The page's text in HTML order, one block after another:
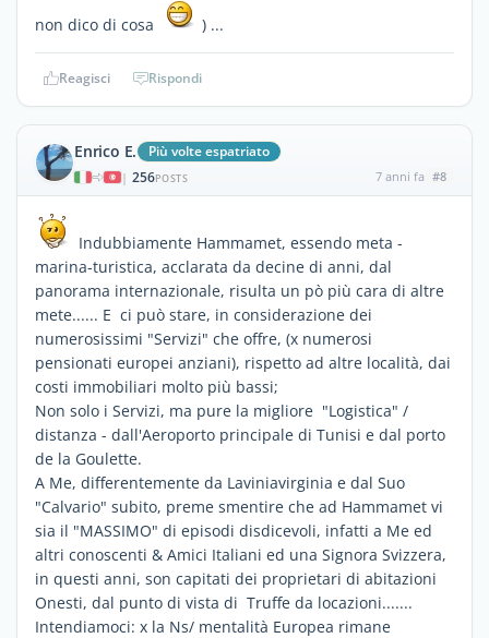
non dico di cosa
) ...
Reagisci Rispondi
Enrico E. Più volte espatriato
| 256POSTS 7 anni fa #8
Indubbiamente Hammamet, essendo meta -
marina-turistica, acclarata da decine di anni, dal
panorama internazionale, risulta un pò più cara di altre
mete...... E ci può stare, in considerazione dei
numerosissimi "Servizi" che offre, (x numerosi
pensionati europei anziani), rispetto ad altre località, dai
costi immobiliari molto più bassi;
Non solo i Servizi, ma pure la migliore "Logistica" /
distanza - dall'Aeroporto principale di Tunisi e dal porto
de la Goulette.
A Me, differentemente da Laviniavirginia e dal Suo
"Calvario" subito, preme smentire che ad Hammamet vi
sia il "MASSIMO" di episodi disdicevoli, infatti a Me ed
altri conoscenti & Amici Italiani ed una Signora Svizzera,
in questi anni, son capitati dei proprietari di abitazioni
Onesti, dal punto di vista di Truffe da locazioni.......
Intendiamoci: x la Ns/ mentalità Europea rimane